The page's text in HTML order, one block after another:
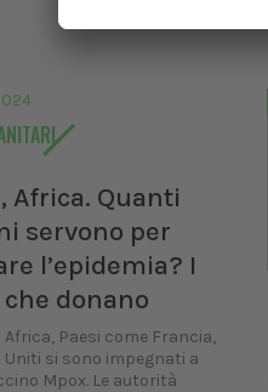
Africa. Quanti
servono per
l’epidemia? I
che donano
Paesi come Francia,
Uniti si sono impegnati a
Mpox. Le autorità
XXI